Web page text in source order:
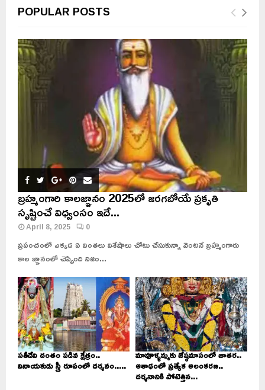
POPULAR POSTS
బ్రహ్మంగారి కాలజ్ఞానం 2025లో జరగబోయే ప్రకృతి
సృష్టించే విధ్వంసం ఇదే...
April 8, 2025 0
ప్రపంచంలో ఎక్కడ ఏ వింతలు విశేషాలు చోటు చేసుకున్నా వెంటనే బ్రహ్మంగారు
కాల జ్ఞానంలో చెప్పింది నిజం...
సతీదేవి దంతం పడిన క్షేత్రం..
వినాయకుడు స్త్రీ రూపంలో దర్శనం.....
మావూళ్ళమ్మకు జేష్ఠమాసంలో జాతర..
ఆశాఢంలో ప్రత్యేక అలంకరణ..
దర్శనానికి పోటెత్తిన...